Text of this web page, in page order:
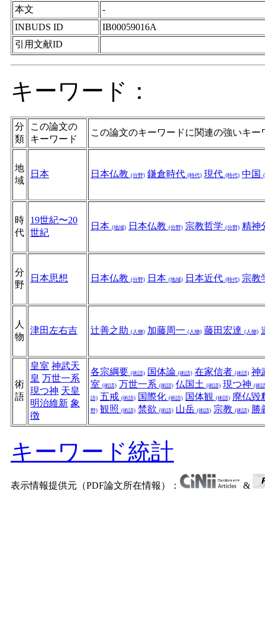
本文
-
INBUDS ID
IB00059016A
引用文献ID
キーワード：
分
類
この論文の
キーワード
この論文のキーワードに関連の強いキー
地
域
日本 日本仏教 (分野) 鎌倉時代 (時代) 現代 (時代) 中国
時
代
19世紀〜20
世紀
日本 (地域) 日本仏教 (分野) 宗教哲学 (分野) 精神
分
野
日本思想 日本仏教 (分野) 日本 (地域) 日本近代 (時代) 宗教
人
物
津田左右吉 辻善之助 (人物) 加藤周一 (人物) 藤田宏達 (人物)
術
語
皇室 神武天
皇 万世一系
現つ神 天皇
明治維新 象
徴
各宗綱要 (術語) 国体論 (術語) 在家信者 (術語) 神
室 (術語) 万世一系 (術語) 仏国土 (術語) 現つ神 (術
語) 五戒 (術語) 国際化 (術語) 国体観 (術語) 廃仏毀
野) 観照 (術語) 禁欲 (術語) 山岳 (術語) 宗教 (術語) 勝
キーワード統計
表示情報提供元（PDF論文所在情報）： &